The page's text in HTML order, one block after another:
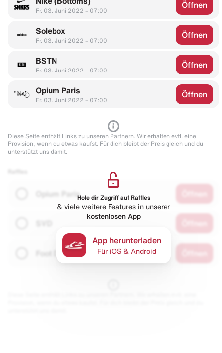
Fr. 03. Juni 2022 – 07:00
Öffnen
Solebox
Fr. 03. Juni 2022 – 07:00
Öffnen
BSTN
Fr. 03. Juni 2022 – 07:00
Öffnen
Opium Paris
Fr. 03. Juni 2022 – 07:00
Öffnen
Diese Seite enthält Links zu unseren Partnern. Wir erhalten evtl. eine
Provision, wenn du etwas kaufst. Für dich bleibt der Preis gleich und du
unterstützt uns damit.
Opium Paris
Foot District
Hole dir Zugriff auf Raffles
& viele weitere Features in unserer
kostenlosen App
App herunterladen
Für iOS & Android